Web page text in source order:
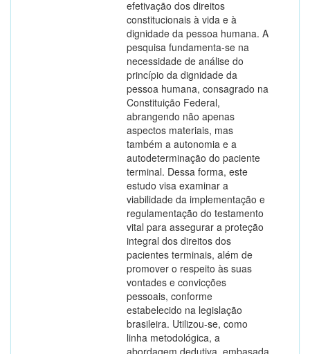
efetivação dos direitos
constitucionais à vida e à
dignidade da pessoa humana. A
pesquisa fundamenta-se na
necessidade de análise do
princípio da dignidade da
pessoa humana, consagrado na
Constituição Federal,
abrangendo não apenas
aspectos materiais, mas
também a autonomia e a
autodeterminação do paciente
terminal. Dessa forma, este
estudo visa examinar a
viabilidade da implementação e
regulamentação do testamento
vital para assegurar a proteção
integral dos direitos dos
pacientes terminais, além de
promover o respeito às suas
vontades e convicções
pessoais, conforme
estabelecido na legislação
brasileira. Utilizou-se, como
linha metodológica, a
abordagem dedutiva, embasada